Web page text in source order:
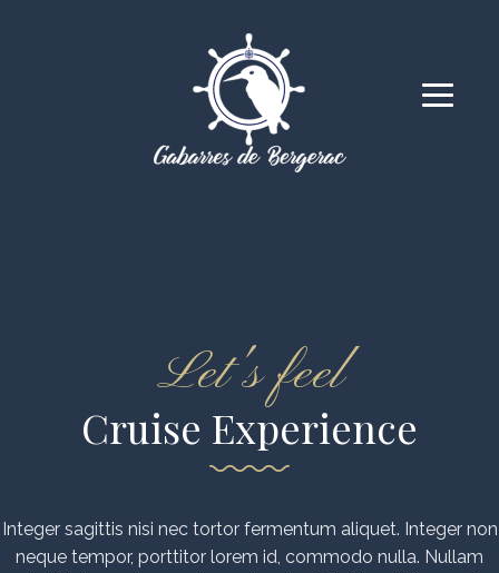
Let's feel
Cruise Experience
Integer sagittis nisi nec tortor fermentum aliquet. Integer non
neque tempor, porttitor lorem id, commodo nulla. Nullam